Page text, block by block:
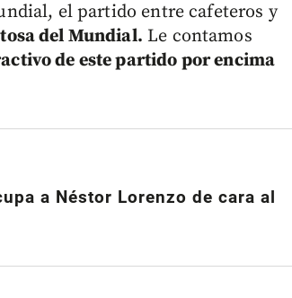
el partido entre cafeteros y
del Mundial. Le contamos
de este partido por encima
a Néstor Lorenzo de cara al